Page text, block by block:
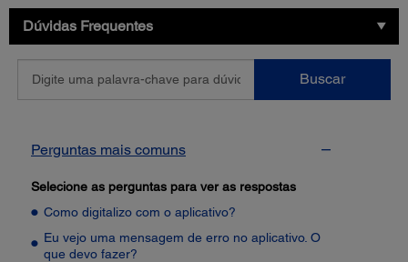
Dúvidas Frequentes
uma
palavra-
dúvidas
Buscar
Perguntas mais comuns
Selecione as perguntas para ver as respostas
Como digitalizo com o aplicativo?
Eu vejo uma mensagem de erro no aplicativo. O
que devo fazer?